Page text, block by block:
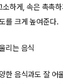
하게, 속은 촉촉
를 크게 높여준다.
리는 음식
한 음식과도 잘 어